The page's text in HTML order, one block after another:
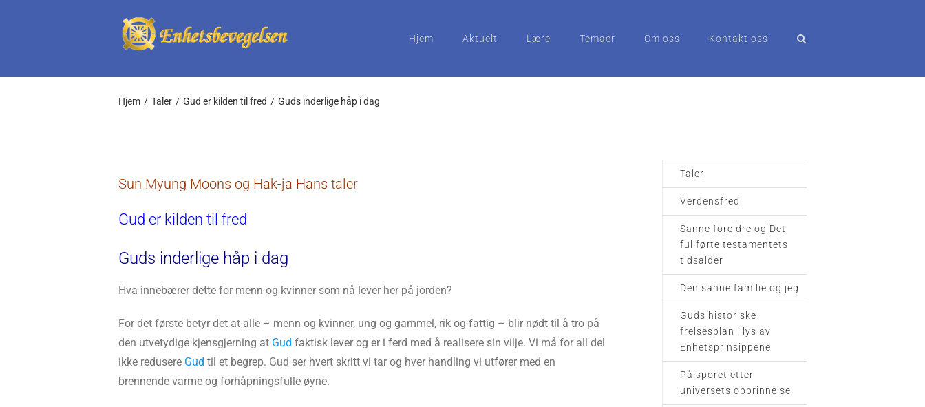
Hjem Aktuelt Lære Temaer Om oss Kontakt oss
Hjem Taler Gud er kilden til fred Guds inderlige håp i dag
Sun Myung Moons og Hak-ja Hans taler
Gud er kilden til fred
Guds inderlige håp i dag
Hva innebærer dette for menn og kvinner som nå lever her på jorden?
For det første betyr det at alle – menn og kvinner, ung og gammel, rik og fattig – blir nødt til å tro på
den utvetydige kjensgjerning at Gud faktisk lever og er i ferd med å realisere sin vilje. Vi må for all del
ikke redusere Gud til et begrep. Gud ser hvert skritt vi tar og hver handling vi utfører med en
brennende varme og forhåpningsfulle øyne.
Taler
Verdensfred
Sanne foreldre og Det
fullførte testamentets
tidsalder
Den sanne familie og jeg
Guds historiske
frelsesplan i lys av
Enhetsprinsippene
På sporet etter
universets opprinnelse